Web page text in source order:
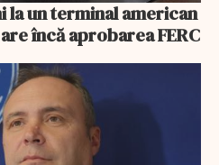
la un terminal american
încă aprobarea FERC